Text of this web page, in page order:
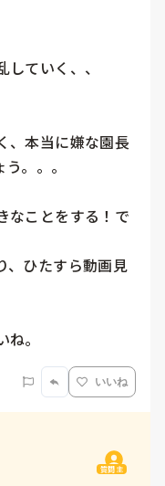
ていく、、
、本当に嫌な園長
。。。
なことをする！で
、ひたすら動画見
いいね
質問主